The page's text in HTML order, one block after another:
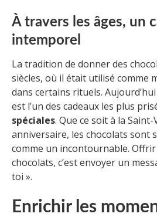
À travers les âges, un
intemporel
La tradition de donner des
siècles, où il était utilisé comme
dans certains rituels.
est l’un des cadeaux les plus
spéciales. Que ce soit à la
anniversaire, les chocolats sont
comme un incontournable.
chocolats, c’est envoyer un
toi ».
Enrichir les